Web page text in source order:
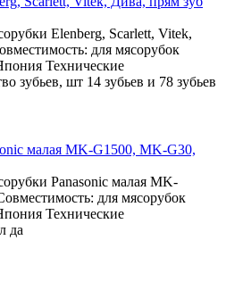
Elenberg, Scarlett, Vitek,
для мясорубок
Технические
зубьев, шт 14 зубьев и 78 зубьев
малая MK-G1500, MK-G30,
Panasonic малая MK-
для мясорубок
Технические
да